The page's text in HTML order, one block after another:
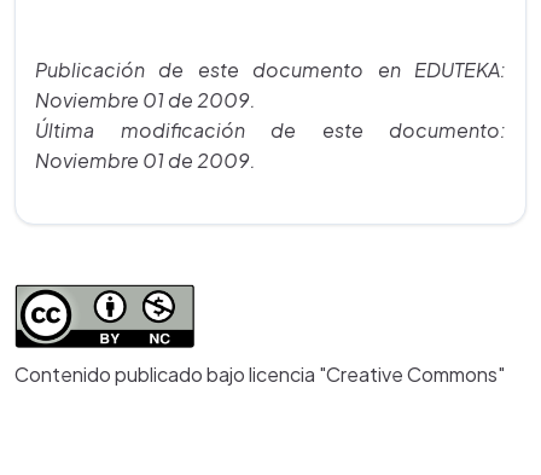
Publicación de este documento en EDUTEKA:
Noviembre 01 de 2009.
Última modificación de este documento:
Noviembre 01 de 2009.
Contenido publicado bajo licencia "Creative Commons"